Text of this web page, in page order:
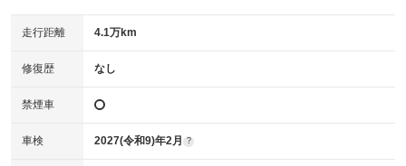
走行距離 4.1万km
修復歴 なし
禁煙車
車検 2027(令和9)年2月 ?